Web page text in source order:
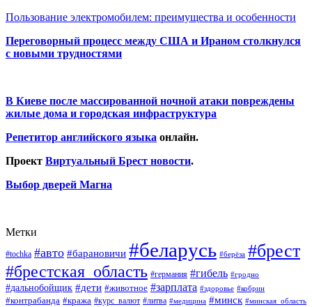
Пользование электромобилем: преимущества и особенности
Переговорный процесс между США и Ираном столкнулся
с новыми трудностями
В Киеве после массированной ночной атаки повреждены
жилые дома и городская инфраструктура
Репетитор английского языка онлайн.
Проект Виртуальный Брест новости.
Выбор дверей Магна
Метки
#tochka #авто #барановичи #беларусь #берёза #брест
#брестская_область #германия #гибель #гродно
#дальнобойщик #дети #животное #зарплата #здоровье #кобрин
#контрабанда #кража #курс_валют #литва #медицина #минск #минская_область